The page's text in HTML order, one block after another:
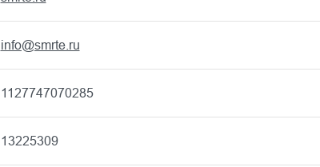
info@smrte.ru
1127747070285
13225309